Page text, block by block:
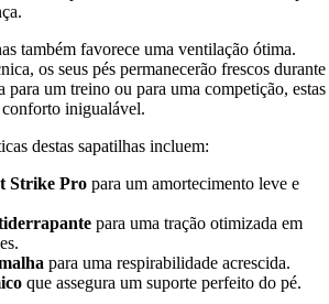
também favorece uma ventilação ótima.
os seus pés permanecerão frescos durante
para um treino ou para uma competição, estas
inigualável.
destas sapatilhas incluem:
Strike Pro para um amortecimento leve e
para uma tração otimizada em
para uma respirabilidade acrescida.
que assegura um suporte perfeito do pé.